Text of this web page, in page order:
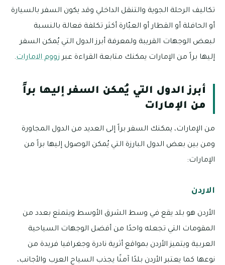
تكاليف الرحلة الجوية والتنقل الداخلي وقد يكون السفر بالسيارة
أو الحافلة أو القطار أو العبّارة أكثر تكلفة فعالة بالنسبة
لبعض الوجهات القريبة ولمعرفة أبرز الدول التي يُمكن السفر
إليها براً من الإمارات يمكنك متابعة القراءة عبر زووم الامارات.
أبرز الدول التي يُمكن السفر إليها براً
من الإمارات
من الإمارات، يمكنك السفر براً إلى العديد من الدول المجاورة
ومن بين بعض الدول البارزة التي يُمكن الوصول إليها براً من
الإمارات:
الاردن
الأردن هو بلد يقع في وسط الشرق الأوسط ويتمتع بعدد من
المقومات التي تجعله واحدًا من أفضل الوجهات السياحية
العربية ويتميز الأردن بمواقع أثرية نادرة وجغرافيا فريدة من
نوعها كما يعتبر الأردن بلدًا آمنًا يجذب السياح العرب والأجانب،